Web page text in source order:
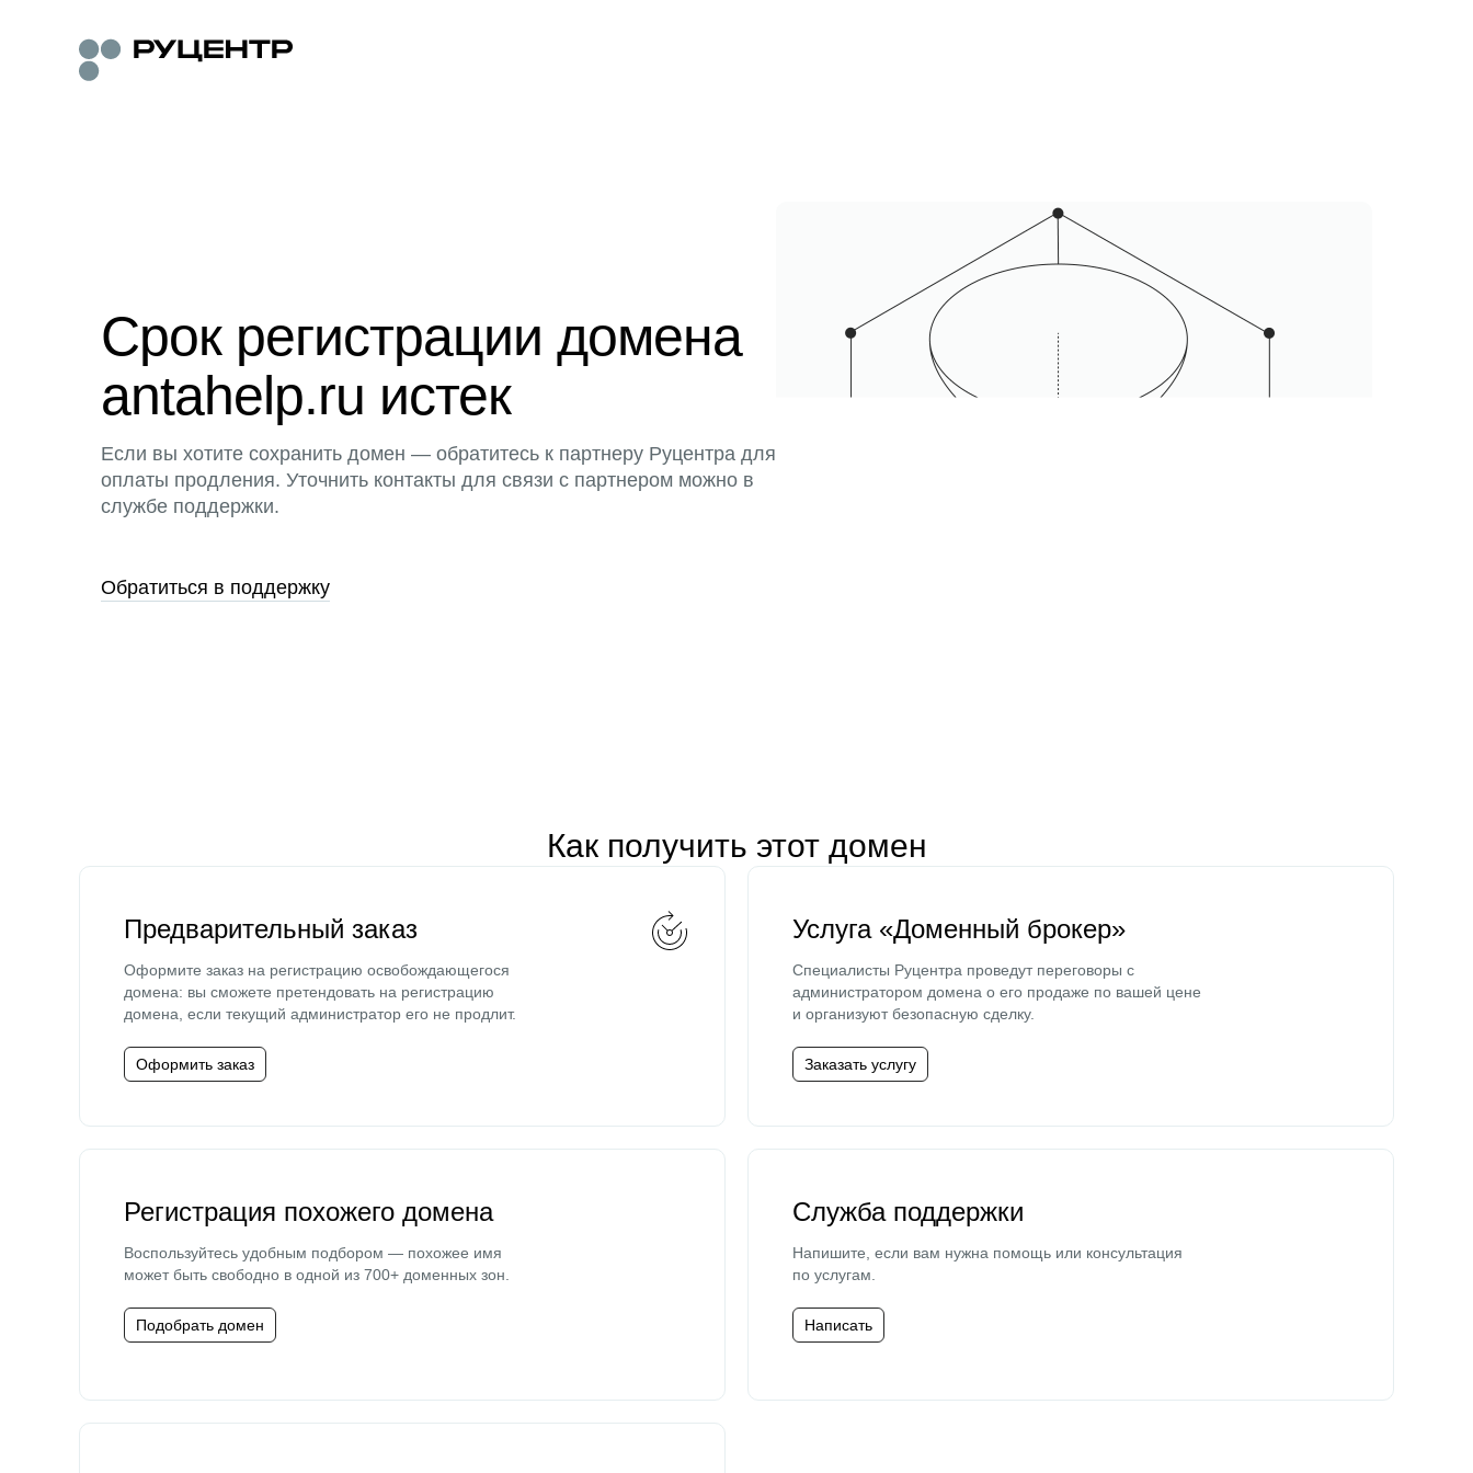
Срок регистрации домена
antahelp.ru истек
Если вы хотите сохранить домен — обратитесь к партнеру Руцентра для
оплаты продления. Уточнить контакты для связи с партнером можно в
службе поддержки.
Обратиться в поддержку
Как получить этот домен
Предварительный заказ
Оформите заказ на регистрацию освобождающегося
домена: вы сможете претендовать на регистрацию
домена, если текущий администратор его не продлит.
Оформить заказ
Услуга «Доменный брокер»
Специалисты Руцентра проведут переговоры с
администратором домена о его продаже по вашей цене
и организуют безопасную сделку.
Заказать услугу
Регистрация похожего домена
Воспользуйтесь удобным подбором — похожее имя
может быть свободно в одной из 700+ доменных зон.
Подобрать домен
Служба поддержки
Напишите, если вам нужна помощь или консультация
по услугам.
Написать